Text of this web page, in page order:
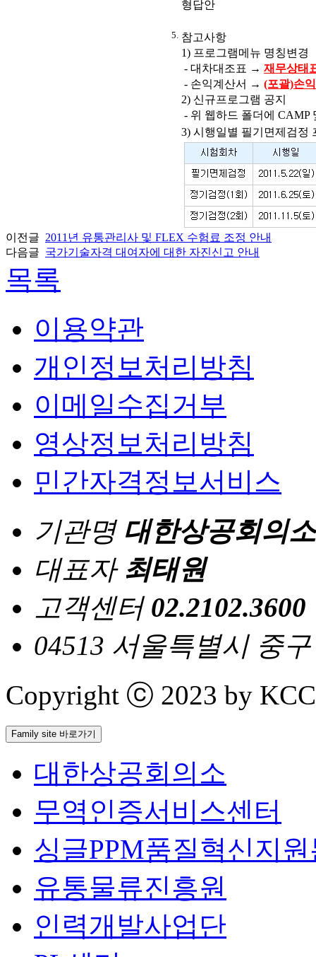
형답안
5. 참고사항
1) 프로그램메뉴 명칭변경
- 대차대조표 → 재무상태
- 손익계산서 → (포괄)손
2) 신규프로그램 공지
- 위 웹하드 폴더에 CAMP
3) 시행일별 필기면제검정
이전글 2011년 유통관리사 및 FLEX 수험료 조정 안내
다음글 국가기술자격 대여자에 대한 자진신고 안내
목록
이용약관
개인정보처리방침
이메일수집거부
영상정보처리방침
민간자격정보서비스
기관명 대한상공회의소
대표자 최태원
고객센터 02.2102.3600
04513 서울특별시 중
Copyright ⓒ 2023 by
Family site 바로가기
대한상공회의소
무역인증서비스센터
싱글PPM품질혁신지
유통물류진흥원
인력개발사업단